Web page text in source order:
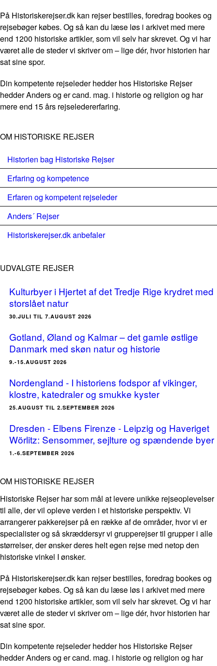
På Historiskerejser.dk kan rejser bestilles, foredrag bookes og
rejsebøger købes. Og så kan du læse løs i arkivet med mere
end 1200 historiske artikler, som vil selv har skrevet. Og vi har
været alle de steder vi skriver om – lige dér, hvor historien har
sat sine spor.
Din kompetente rejseleder hedder hos Historiske Rejser
hedder Anders og er cand. mag. i historie og religion og har
mere end 15 års rejseledererfaring.
OM HISTORISKE REJSER
Historien bag Historiske Rejser
Erfaring og kompetence
Erfaren og kompetent rejseleder
Anders´ Rejser
Historiskerejser.dk anbefaler
UDVALGTE REJSER
Kulturbyer i Hjertet af det Tredje Rige krydret med
storslået natur
30.JULI TIL 7.AUGUST 2026
Gotland, Øland og Kalmar – det gamle østlige
Danmark med skøn natur og historie
9.-15.AUGUST 2026
Nordengland - I historiens fodspor af vikinger,
klostre, katedraler og smukke kyster
25.AUGUST TIL 2.SEPTEMBER 2026
Dresden - Elbens Firenze - Leipzig og Haveriget
Wörlitz: Sensommer, sejlture og spændende byer
1.-6.SEPTEMBER 2026
OM HISTORISKE REJSER
Historiske Rejser har som mål at levere unikke rejseoplevelser
til alle, der vil opleve verden i et historiske perspektiv. Vi
arrangerer pakkerejser på en række af de områder, hvor vi er
specialister og så skræddersyr vi grupperejser til grupper i alle
størrelser, der ønsker deres helt egen rejse med netop den
historiske vinkel I ønsker.
På Historiskerejser.dk kan rejser bestilles, foredrag bookes og
rejsebøger købes. Og så kan du læse løs i arkivet med mere
end 1200 historiske artikler, som vil selv har skrevet. Og vi har
været alle de steder vi skriver om – lige dér, hvor historien har
sat sine spor.
Din kompetente rejseleder hedder hos Historiske Rejser
hedder Anders og er cand. mag. i historie og religion og har